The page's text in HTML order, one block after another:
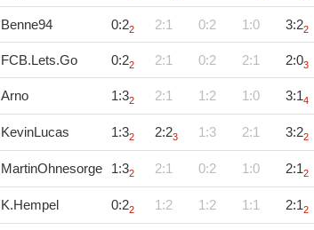
Benne94 0:22 2:1 0:2 1:0 3:22
FCB.Lets.Go 0:22 2:1 0:2 2:1 2:03
Arno 1:32 2:1 1:2 1:0 3:14
KevinLucas 1:32 2:23 1:3 2:1 3:22
MartinOhnesorge 1:32 2:1 0:2 1:0 2:12
K.Hempel 0:22 1:2 1:2 1:1 2:12